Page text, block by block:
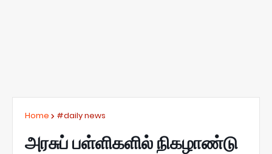
Home #daily news
அரசுப் பள்ளிகளில் நிகழாண்டு